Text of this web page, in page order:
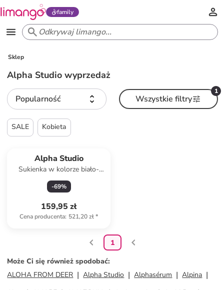
family
Sklep
Alpha Studio wyprzedaż
Popularność
1
Wszystkie filtry
SALE Kobieta
Alpha Studio
Sukienka w kolorze biało-
niebieskim
-69%
159,95 zł
Cena producenta: 521,20 zł*
1
Może Ci się również spodobać:
ALOHA FROM DEER
Alpha Studio Alphasérum
Alpina